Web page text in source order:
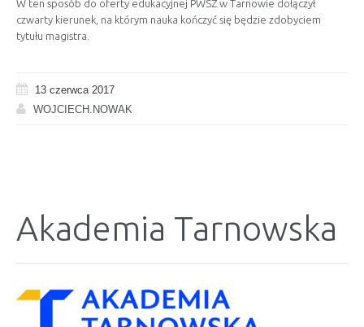
W ten sposób do oferty edukacyjnej PWSZ w Tarnowie dołączył
czwarty kierunek, na którym nauka kończyć się będzie zdobyciem
tytułu magistra.
13 czerwca 2017
WOJCIECH.NOWAK
Akademia Tarnowska